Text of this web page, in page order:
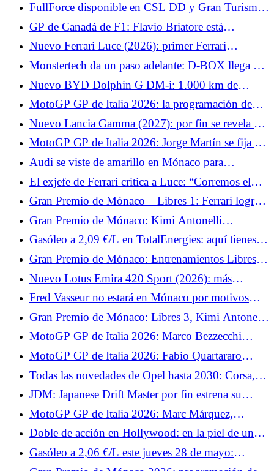
Colapinto
FullForce disponible en CSL DD y Gran Turismo
DD Pro de Fanatec.
GP de Canadá de F1: Flavio Briatore está
encantado, quiere que Alpine lo haga aún mejor
Nuevo Ferrari Luce (2026): primer Ferrari
eléctrico, 5 plazas y un diseño divisivo
Monstertech da un paso adelante: D-BOX llega a
las cabinas de mando de MTS.
Nuevo BYD Dolphin G DM-i: 1.000 km de
autonomía acumulada para este exclusivo coche
urbano híbrido enchufable
MotoGP GP de Italia 2026: la programación de
TV y horarios del fin de semana, sin Johann Zarco
pero con Marc Márquez
Nuevo Lancia Gamma (2027): por fin se revela el
crossover con hasta 740 km de autonomía
MotoGP GP de Italia 2026: Jorge Martín se fija un
objetivo sencillo para este fin de semana con
Aprilia
Audi se viste de amarillo en Mónaco para
homenajear a Tazio Nuvolari
El exjefe de Ferrari critica a Luce: “Corremos el
riesgo de destruir un mito”
Gran Premio de Mónaco – Libres 1: Ferrari logra
el doblete y Charles Leclerc marca el ritmo
Gran Premio de Mónaco: Kimi Antonelli
sorprende a todo Mónaco y consigue la pole.
Gasóleo a 2,09 €/L en TotalEnergies: aquí tienes
las fechas en las que bajará el diésel
Gran Premio de Mónaco: Entrenamientos Libres 2
— Lewis Hamilton destaca
Nuevo Lotus Emira 420 Sport (2026): más
potencia, menos peso, un Lotus puro
Fred Vasseur no estará en Mónaco por motivos
médicos
Gran Premio de Mónaco: Libres 3, Kimi Antonelli
recupera el liderazgo tras las clasificaciones
MotoGP GP de Italia 2026: Marco Bezzecchi
quiere hacer brillar a Aprilia en Mugello
MotoGP GP de Italia 2026: Fabio Quartararo
explica por qué su Yamaha estará en desventaja en
Mugello
Todas las novedades de Opel hasta 2030: Corsa,
Astra y coproducción con Leapmotor en el
programa
JDM: Japanese Drift Master por fin estrena su
modo multijugador.
MotoGP GP de Italia 2026: Marc Márquez,
cauteloso antes de volver a subirse a la Ducati
Doble de acción en Hollywood: en la piel de un
stuntman.
Gasóleo a 2,06 €/L este jueves 28 de mayo:
estaciones donde se puede pagar menos de 2,10